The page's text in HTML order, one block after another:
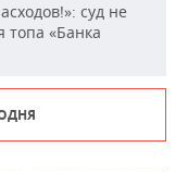
суд не
топа «Банка